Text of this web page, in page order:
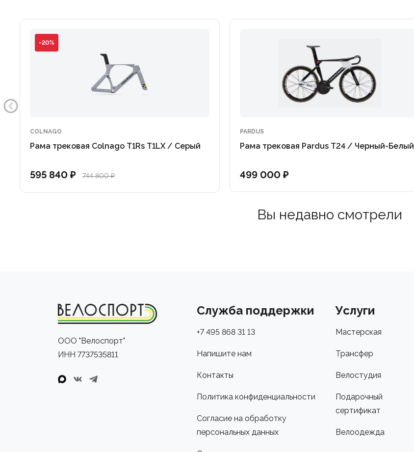
-20%
COLNAGO
Рама трековая Colnago T1Rs T1LX / Серый
595 840 ₽ 744 800 ₽
PARDUS
Рама трековая Pardus T24 / Черный-Белый
499 000 ₽
Вы недавно смотрели
ООО "Велоспорт"
ИНН 7737535811
Служба поддержки
+7 495 868 31 13
Напишите нам
Контакты
Политика конфиденциальности
Согласие на обработку
персональных данных
Услуги
Мастерская
Трансфер
Велостудия
Подарочный
сертификат
Велоодежда